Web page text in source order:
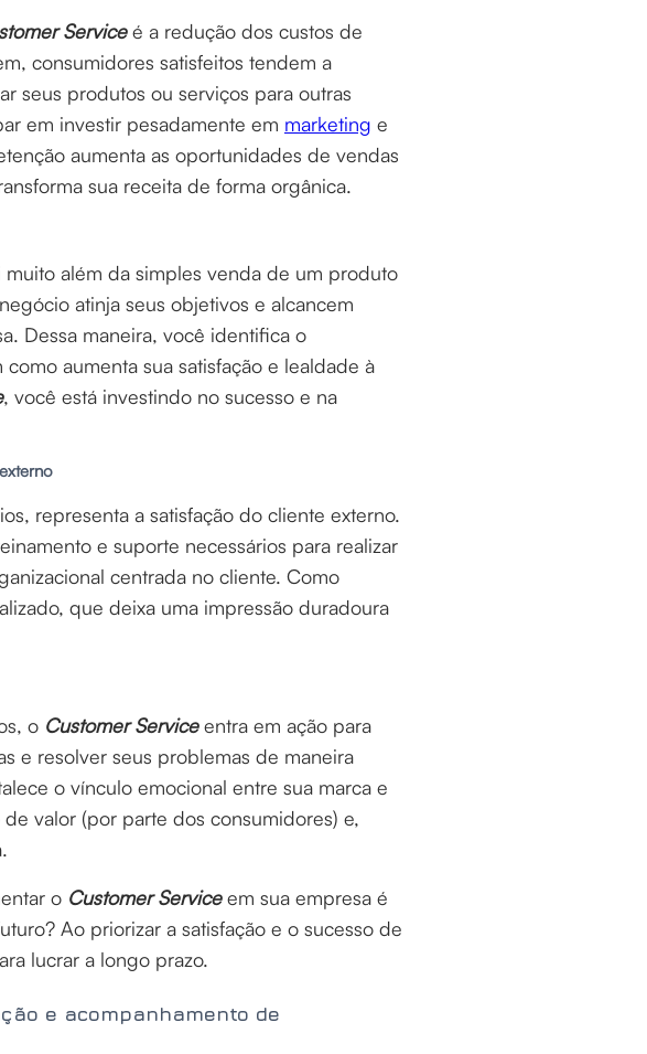
Serviceé a redução dos custos de
consumidores satisfeitos tendem a
seus produtos ou serviços para outras
em investir pesadamente em marketing e
aumenta as oportunidades de vendas
sua receita de forma orgânica.
além da simples venda de um produto
atinja seus objetivos e alcancem
Dessa maneira, você identifica o
como aumenta sua satisfação e lealdade à
, você está investindo no sucesso e na
representa a satisfação do cliente externo.
e suporte necessários para realizar
centrada no cliente. Como
que deixa uma impressão duradoura
o Customer Serviceentra em ação para
e resolver seus problemas de maneira
o vínculo emocional entre sua marca e
valor (por parte dos consumidores) e,
o Customer Serviceem sua empresa é
Ao priorizar a satisfação e o sucesso de
lucrar a longo prazo.
e acompanhamento de